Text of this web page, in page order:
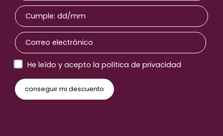
He leído y acepto la política de privacidad